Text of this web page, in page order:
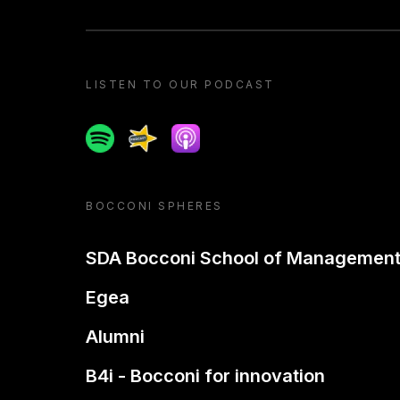
LISTEN TO OUR PODCAST
SpotifySpreakerApple podcast
BOCCONI SPHERES
SDA Bocconi School of Management
Egea
Alumni
B4i - Bocconi for innovation